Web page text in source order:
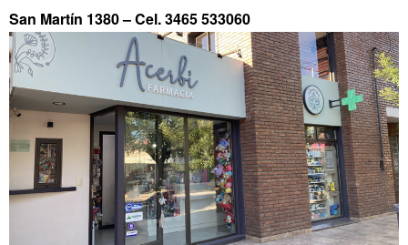
San Martín 1380 –Cel. 3465 533060